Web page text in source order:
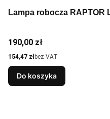
Lampa robocza RAPTOR
Cena
190,00 zł
Cena
154,47 złbez VAT
Do koszyka